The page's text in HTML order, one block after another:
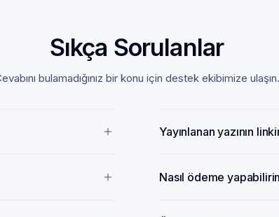
Sıkça Sorulanlar
bulamadığınız bir konu için destek ekibimize ulaşın.
Yayınlanan yazının
Nasıl ödeme